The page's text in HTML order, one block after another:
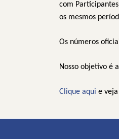
com
os mesmos
Os números
Nosso objetivo é
Clique aqui e